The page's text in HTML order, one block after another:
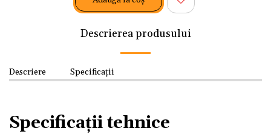
Descrierea produsului
Descriere Specificații
Specificații tehnice